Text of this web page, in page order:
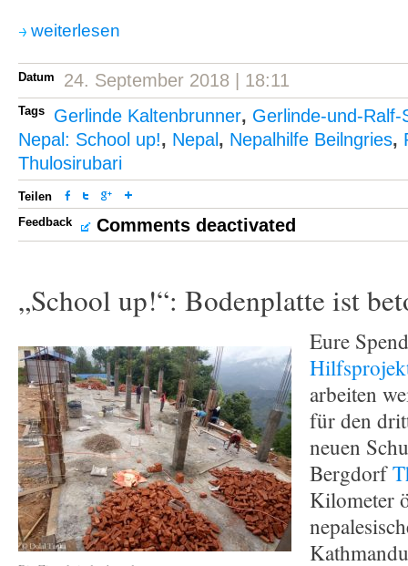
weiterlesen
Datum 24. September 2018 | 18:11
Tags Gerlinde Kaltenbrunner, Gerlinde-und-Ralf-
Nepal: School up!, Nepal , Nepalhilfe Beilngries,
Thulosirubari
Teilen
Feedback
Comments deactivated
„School up!“: Bodenplatte ist
Eure
arbeiten
für den
neuen
Bergdorf
Kilometer